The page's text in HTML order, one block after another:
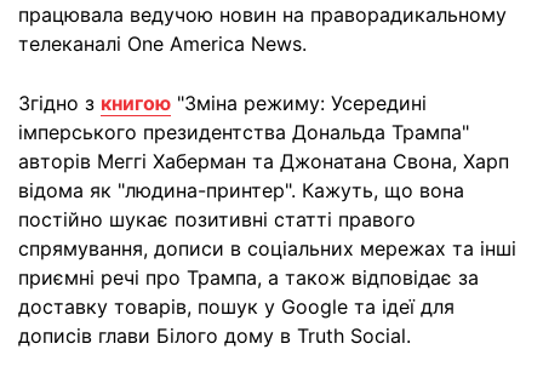
працювала ведучою новин на праворадикальному
телеканалі One America News.
Згідно з книгою "Зміна режиму: Усередині
імперського президентства Дональда Трампа"
авторів Меггі Хаберман та Джонатана Свона, Харп
відома як "людина-принтер". Кажуть, що вона
постійно шукає позитивні статті правого
спрямування, дописи в соціальних мережах та інші
приємні речі про Трампа, а також відповідає за
доставку товарів, пошук у Google та ідеї для
дописів глави Білого дому в Truth Social.